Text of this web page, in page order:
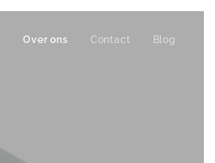
Over ons Contact Blog